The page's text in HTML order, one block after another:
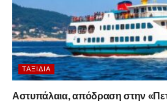
ΤΑΞΊΔΙΑ
Αστυπάλαια, απόδραση στην